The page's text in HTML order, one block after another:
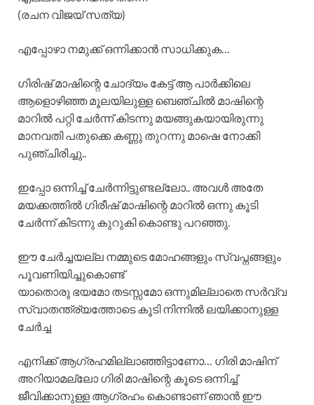
(രചന വിജയ് സത്യ)
എപ്പോഴാ നമുക്ക് ഒന്നിക്കാൻ സാധിക്കുക…
ഗിരിഷ് മാഷിന്റെ ചോദ്യം കേട്ട് ആ പാർക്കിലെ
ആളൊഴിഞ്ഞ മൂലയിലുള്ള ബെഞ്ചിൽ മാഷിന്റെ
മാറിൽ പറ്റി ചേർന്ന് കിടന്നു മയങ്ങുകയായിരുന്നു
മാനവതി പതുക്കെ കണ്ണു തുറന്നു മാഷെ നോക്കി
പുഞ്ചിരിച്ചു..
ഇപ്പോ ഒന്നിച്ച് ചേർന്നിട്ടുണ്ടല്ലോ.. അവൾ അതേ
മയക്കത്തിൽ ഗിരീഷ് മാഷിന്റെ മാറിൽ ഒന്നു കൂടി
ചേർന്ന് കിടന്നു കുറുകി കൊണ്ടു പറഞ്ഞു.
ഈ ചേർച്ചയല്ല നമ്മുടെ മോഹങ്ങളും സ്വപ്നങ്ങളും
പൂവണിയിച്ചുകൊണ്ട്
യാതൊരു ഭയമോ തടസ്സമോ ഒന്നുമില്ലാതെ സർവ്വ
സ്വാതന്ത്ര്യത്തോടെ കൂടി നിന്നിൽ ലയിക്കാനുള്ള
ചേർച്ച
എനിക്ക് ആഗ്രഹമില്ലാഞ്ഞിട്ടാണോ… ഗിരി മാഷിന്
അറിയാമല്ലോ ഗിരി മാഷിന്റെ കൂടെ ഒന്നിച്ച്
ജീവിക്കാനുള്ള ആഗ്രഹം കൊണ്ടാണ് ഞാൻ ഈ